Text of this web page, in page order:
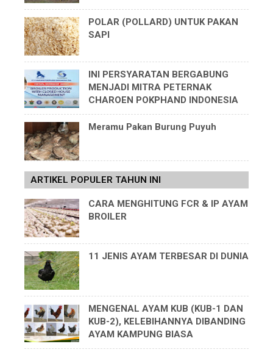
POLAR (POLLARD) UNTUK PAKAN
SAPI
INI PERSYARATAN BERGABUNG
MENJADI MITRA PETERNAK
CHAROEN POKPHAND INDONESIA
Meramu Pakan Burung Puyuh
ARTIKEL POPULER TAHUN INI
CARA MENGHITUNG FCR & IP AYAM
BROILER
11 JENIS AYAM TERBESAR DI DUNIA
MENGENAL AYAM KUB (KUB-1 DAN
KUB-2), KELEBIHANNYA DIBANDING
AYAM KAMPUNG BIASA